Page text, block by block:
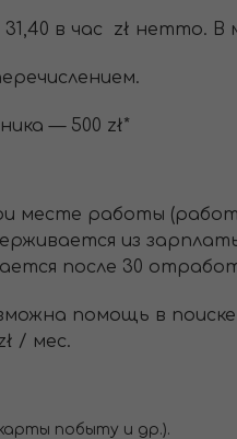
в час zł нетто. В
— 500 zł*
месте работы
из
после 30
помощь в
/ мес.
побыту и др.).